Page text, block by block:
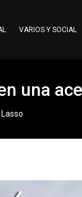
VARIOS Y SOCIAL
una